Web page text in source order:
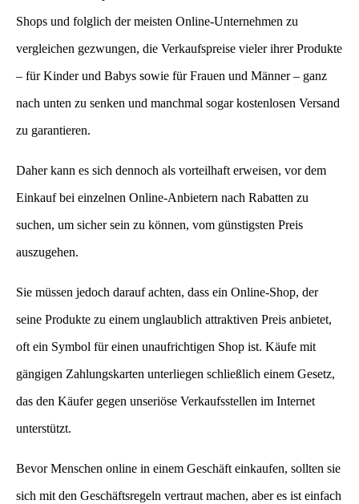
Shops und folglich der meisten Online-Unternehmen zu
vergleichen gezwungen, die Verkaufspreise vieler ihrer Produkte
– für Kinder und Babys sowie für Frauen und Männer – ganz
nach unten zu senken und manchmal sogar kostenlosen Versand
zu garantieren.
Daher kann es sich dennoch als vorteilhaft erweisen, vor dem
Einkauf bei einzelnen Online-Anbietern nach Rabatten zu
suchen, um sicher sein zu können, vom günstigsten Preis
auszugehen.
Sie müssen jedoch darauf achten, dass ein Online-Shop, der
seine Produkte zu einem unglaublich attraktiven Preis anbietet,
oft ein Symbol für einen unaufrichtigen Shop ist. Käufe mit
gängigen Zahlungskarten unterliegen schließlich einem Gesetz,
das den Käufer gegen unseriöse Verkaufsstellen im Internet
unterstützt.
Bevor Menschen online in einem Geschäft einkaufen, sollten sie
sich mit den Geschäftsregeln vertraut machen, aber es ist einfach